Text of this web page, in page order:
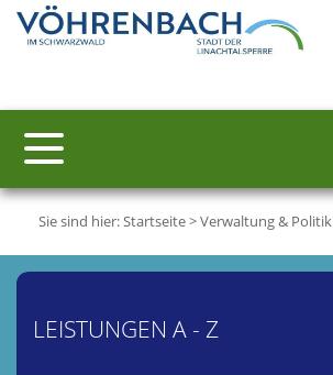
Sie sind hier:Startseite>Verwaltung & Politik
LEISTUNGEN A - Z